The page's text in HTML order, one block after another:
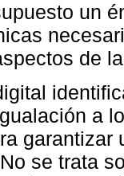
un
de
a
garantizar
se trata